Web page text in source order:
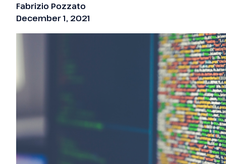
Fabrizio Pozzato
December 1, 2021